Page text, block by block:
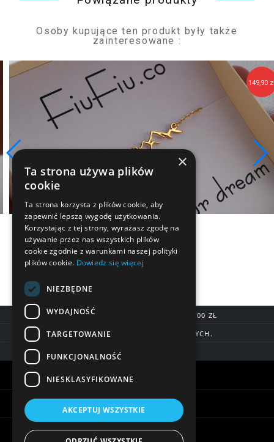
Osoby kupujące ten produkt były także
zainteresowane :
149,90 zł
DARMOWA DOSTAWA OD 200,00 ZŁ
DOSTAWA DO 7 DNI ROBOCZYCH.
BLIK, SZYBKIE PRZELEWY
Informacje
×
Ta strona używa plików
cookie
Ta strona korzysta z plików cookie, aby
zapewnić lepszą wygodę użytkowania.
Korzystając z tej strony, wyrażasz zgodę na
używanie przez nas wszystkich plików
cookie zgodnie z warunkami naszej polityki
plików cookie. Dowiedz się więcej
NIEZBĘDNE
WYDAJNOŚĆ
TARGETOWANIE
FUNKCJONALNOŚĆ
NIESKLASYFIKOWANE
AKCEPTUJ WSZYSTKIE